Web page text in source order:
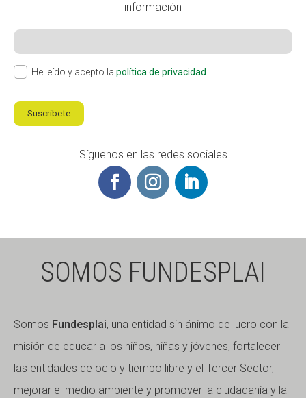
información
He leído y acepto la política de privacidad
Suscríbete
Síguenos en las redes sociales
SOMOS FUNDESPLAI
Somos Fundesplai, una entidad sin ánimo de lucro con la
misión de educar a los niños, niñas y jóvenes, fortalecer
las entidades de ocio y tiempo libre y el Tercer Sector,
mejorar el medio ambiente y promover la ciudadanía y la